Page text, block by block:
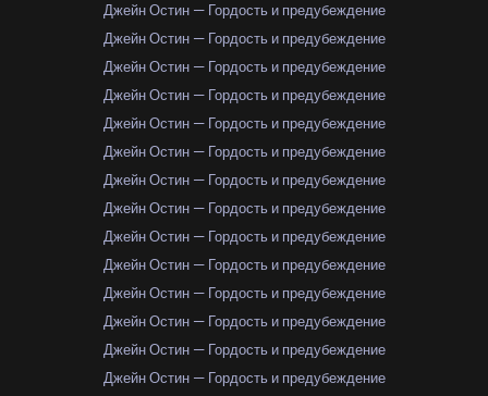
Джейн Остин — Гордость и предубеждение
Джейн Остин — Гордость и предубеждение
Джейн Остин — Гордость и предубеждение
Джейн Остин — Гордость и предубеждение
Джейн Остин — Гордость и предубеждение
Джейн Остин — Гордость и предубеждение
Джейн Остин — Гордость и предубеждение
Джейн Остин — Гордость и предубеждение
Джейн Остин — Гордость и предубеждение
Джейн Остин — Гордость и предубеждение
Джейн Остин — Гордость и предубеждение
Джейн Остин — Гордость и предубеждение
Джейн Остин — Гордость и предубеждение
Джейн Остин — Гордость и предубеждение